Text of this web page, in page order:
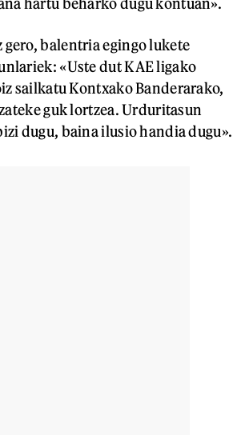
gero, balentria egingo lukete
«Uste dut KAE ligako
sailkatu Kontxako Banderarako,
guk lortzea. Urduritasun
dugu, baina ilusio handia dugu».